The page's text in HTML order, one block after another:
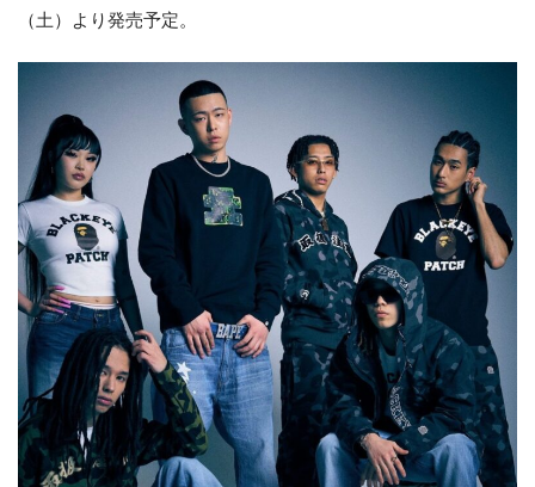
（土）より発売予定。